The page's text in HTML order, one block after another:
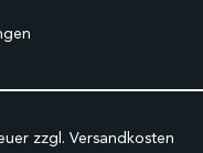
zzgl. Versandkosten